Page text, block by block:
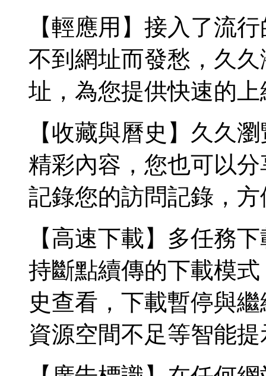
【輕應用】接入了流
不到網址而發愁，久
址，為您提供快速的
【收藏與曆史】久久
精彩內容，您也可以
記錄您的訪問記錄，
【高速下載】多任務
持斷點續傳的下載模
史查看，下載暫停與
資源空間不足等智能